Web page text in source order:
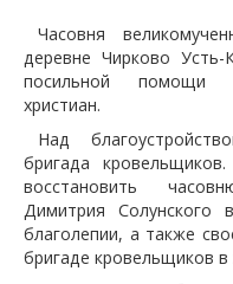
Часовня
деревне Чирково Усть-
посильной помощи
христиан.
Над
бригада
восстановить
Димитрия
благолепии, а также
бригаде кровельщиков